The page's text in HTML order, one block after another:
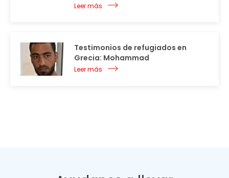
Leer más
Testimonios de refugiados en
Grecia: Mohammad
Leer más